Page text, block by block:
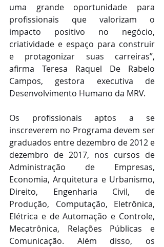
uma grande oportunidade para
profissionais que valorizam o
impacto positivo no negócio,
criatividade e espaço para construir
e protagonizar suas carreiras”,
afirma Teresa Raquel De Rabelo
Campos, gestora executiva de
Desenvolvimento Humano da MRV.
Os profissionais aptos a se
inscreverem no Programa devem ser
graduados entre dezembro de 2012 e
dezembro de 2017, nos cursos de
Administração de Empresas,
Economia, Arquitetura e Urbanismo,
Direito, Engenharia Civil, de
Produção, Computação, Eletrônica,
Elétrica e de Automação e Controle,
Mecatrônica, Relações Públicas e
Comunicação. Além disso, os